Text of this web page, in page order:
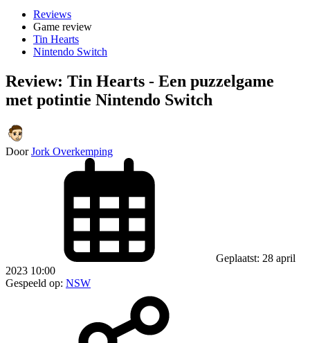
Reviews
Game review
Tin Hearts
Nintendo Switch
Review: Tin Hearts - Een puzzelgame
met potintie Nintendo Switch
Door Jork Overkemping
Geplaatst: 28 april
2023 10:00
Gespeeld op: NSW